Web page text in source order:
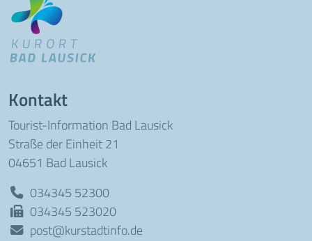
Kontakt
Tourist-Information Bad Lausick
Straße der Einheit 21
04651 Bad Lausick
034345 52300
034345 523020
post@kurstadtinfo.de